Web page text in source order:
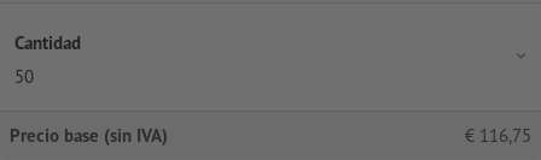
Cantidad
50
Precio base (sin IVA) € 116,75